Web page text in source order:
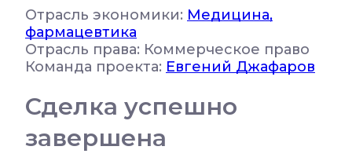
Отрасль экономики: Медицина,
фармацевтика
Отрасль права: Коммерческое право
Команда проекта: Евгений Джафаров
Сделка успешно
завершена